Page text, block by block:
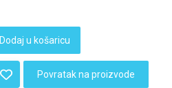
Dodaj u košaricu
Povratak na proizvode